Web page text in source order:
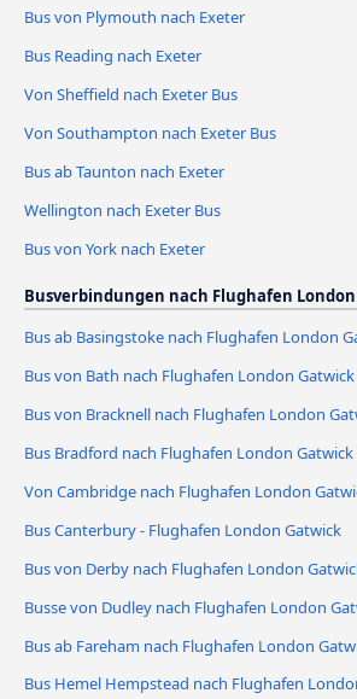
Bus von Plymouth nach Exeter
Bus Reading nach Exeter
Von Sheffield nach Exeter Bus
Von Southampton nach Exeter Bus
Bus ab Taunton nach Exeter
Wellington nach Exeter Bus
Bus von York nach Exeter
Busverbindungen nach Flughafen
Bus ab Basingstoke nach Flughafen London
Bus von Bath nach Flughafen London Gatwick
Bus von Bracknell nach Flughafen London
Bus Bradford nach Flughafen London Gatwick
Von Cambridge nach Flughafen London
Bus Canterbury - Flughafen London Gatwick
Bus von Derby nach Flughafen London
Busse von Dudley nach Flughafen London
Bus ab Fareham nach Flughafen London
Bus Hemel Hempstead nach Flughafen